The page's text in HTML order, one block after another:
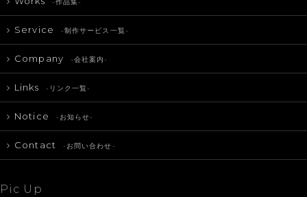
Service -制作サービス一覧-
Company -会社案内-
Links -リンク一覧-
Notice -お知らせ-
Contact -お問い合わせ-
Pic Up